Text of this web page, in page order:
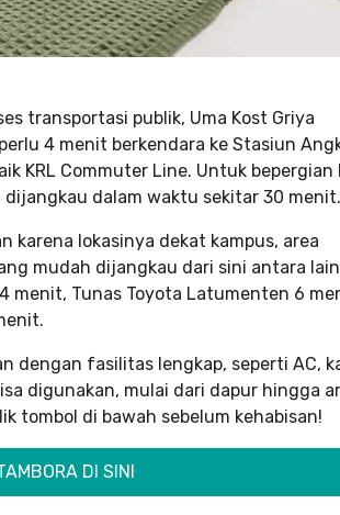
transportasi publik, Uma Kost Griya
4 menit berkendara ke Stasiun
KRL Commuter Line. Untuk bepergian
dalam waktu sekitar 30 menit.
karena lokasinya dekat kampus, area
mudah dijangkau dari sini antara lain
menit, Tunas Toyota Latumenten 6
dengan fasilitas lengkap, seperti AC,
digunakan, mulai dari dapur hingga
tombol di bawah sebelum kehabisan!
DI SINI